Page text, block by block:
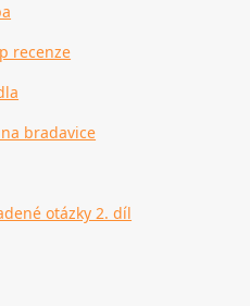
recenze
bradavice
otázky 2. díl